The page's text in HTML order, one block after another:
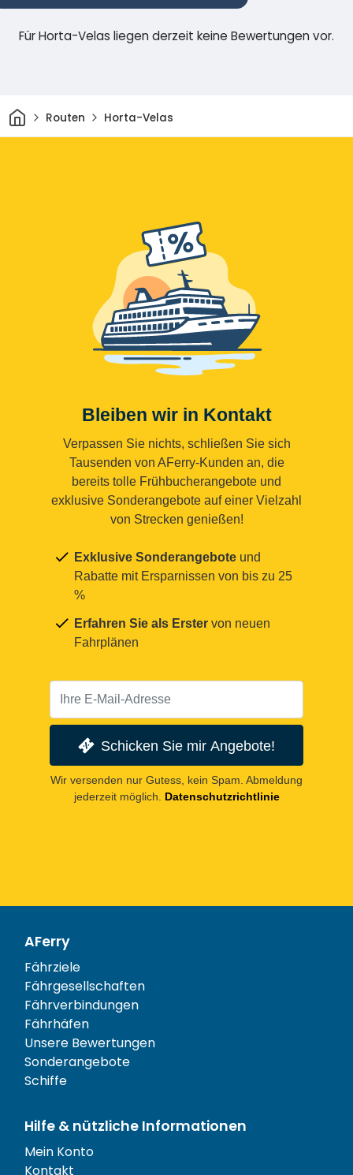
Für Horta-Velas liegen derzeit keine Bewertungen vor.
HeimRouten Horta-Velas
Bleiben wir in Kontakt
Verpassen Sie nichts, schließen Sie sich
Tausenden von AFerry-Kunden an, die
bereits tolle Frühbucherangebote und
exklusive Sonderangebote auf einer Vielzahl
von Strecken genießen!
Exklusive Sonderangebote und
Rabatte mit Ersparnissen von bis zu 25
%
Erfahren Sie als Erster von neuen
Fahrplänen
Schicken Sie mir Angebote!
Wir versenden nur Gutess, kein Spam. Abmeldung
jederzeit möglich.
Datenschutzrichtlinie
AFerry
Fährziele
Fährgesellschaften
Fährverbindungen
Fährhäfen
Unsere Bewertungen
Sonderangebote
Schiffe
Hilfe & nützliche Informationen
Mein Konto
Kontakt